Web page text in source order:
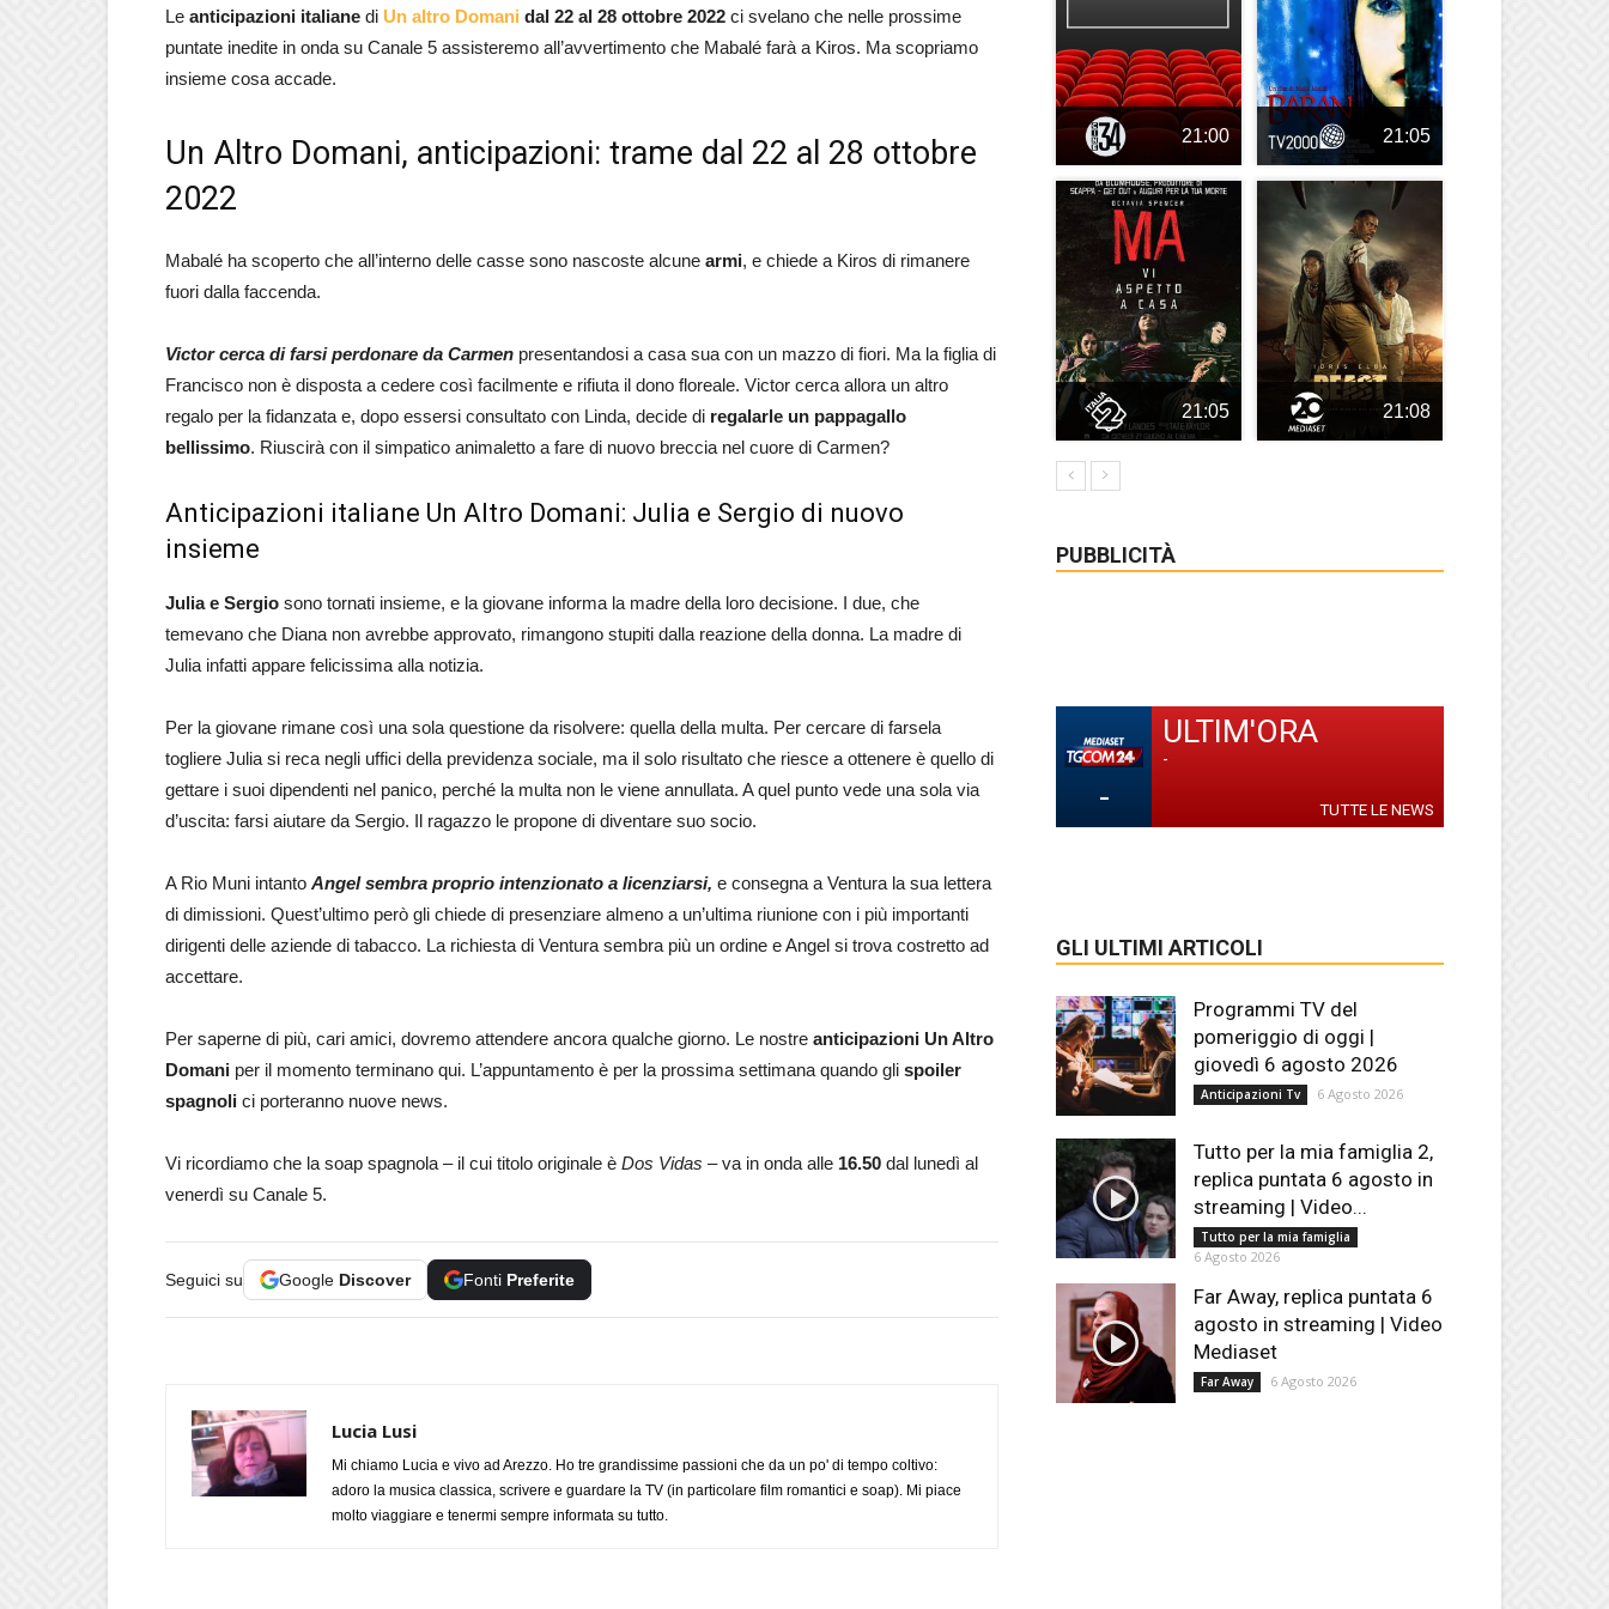
Le anticipazioni italiane di Un altro Domani dal 22 al 28 ottobre 2022 ci svelano che nelle prossime
puntate inedite in onda su Canale 5 assisteremo all’avvertimento che Mabalé farà a Kiros. Ma scopriamo
insieme cosa accade.
Un Altro Domani, anticipazioni: trame dal 22 al 28 ottobre
2022
Mabalé ha scoperto che all’interno delle casse sono nascoste alcune armi, e chiede a Kiros di rimanere
fuori dalla faccenda.
Victor cerca di farsi perdonare da Carmen presentandosi a casa sua con un mazzo di fiori. Ma la figlia di
Francisco non è disposta a cedere così facilmente e rifiuta il dono floreale. Victor cerca allora un altro
regalo per la fidanzata e, dopo essersi consultato con Linda, decide di regalarle un pappagallo
bellissimo. Riuscirà con il simpatico animaletto a fare di nuovo breccia nel cuore di Carmen?
Anticipazioni italiane Un Altro Domani: Julia e Sergio di nuovo
insieme
Julia e Sergio sono tornati insieme, e la giovane informa la madre della loro decisione. I due, che
temevano che Diana non avrebbe approvato, rimangono stupiti dalla reazione della donna. La madre di
Julia infatti appare felicissima alla notizia.
Per la giovane rimane così una sola questione da risolvere: quella della multa. Per cercare di farsela
togliere Julia si reca negli uffici della previdenza sociale, ma il solo risultato che riesce a ottenere è quello di
gettare i suoi dipendenti nel panico, perché la multa non le viene annullata. A quel punto vede una sola via
d’uscita: farsi aiutare da Sergio. Il ragazzo le propone di diventare suo socio.
A Rio Muni intanto Angel sembra proprio intenzionato a licenziarsi, e consegna a Ventura la sua lettera
di dimissioni. Quest’ultimo però gli chiede di presenziare almeno a un’ultima riunione con i più importanti
dirigenti delle aziende di tabacco. La richiesta di Ventura sembra più un ordine e Angel si trova costretto ad
accettare.
Per saperne di più, cari amici, dovremo attendere ancora qualche giorno. Le nostre anticipazioni Un Altro
Domani per il momento terminano qui. L’appuntamento è per la prossima settimana quando gli spoiler
spagnoli ci porteranno nuove news.
Vi ricordiamo che la soap spagnola – il cui titolo originale è Dos Vidas – va in onda alle 16.50 dal lunedì al
venerdì su Canale 5.
Seguici su Google Discover Fonti Preferite
Lucia Lusi
Mi chiamo Lucia e vivo ad Arezzo. Ho tre grandissime passioni che da un po' di tempo coltivo:
adoro la musica classica, scrivere e guardare la TV (in particolare film romantici e soap). Mi piace
molto viaggiare e tenermi sempre informata su tutto.
21:00 21:05
21:05 21:08
PUBBLICITÀ
-
ULTIM'ORA
-
TUTTE LE NEWS
GLI ULTIMI ARTICOLI
Programmi TV del
pomeriggio di oggi |
giovedì 6 agosto 2026
Anticipazioni Tv 6 Agosto 2026
Tutto per la mia famiglia 2,
replica puntata 6 agosto in
streaming | Video...
Tutto per la mia famiglia
6 Agosto 2026
Far Away, replica puntata 6
agosto in streaming | Video
Mediaset
Far Away 6 Agosto 2026